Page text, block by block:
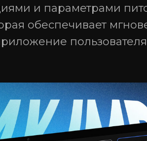
и параметрами
обеспечивает